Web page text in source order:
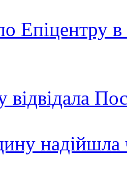
Епіцентру
відвідала
надійшла